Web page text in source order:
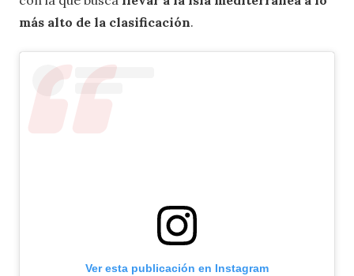
más alto de la clasificación.
Ver esta publicación en Instagram